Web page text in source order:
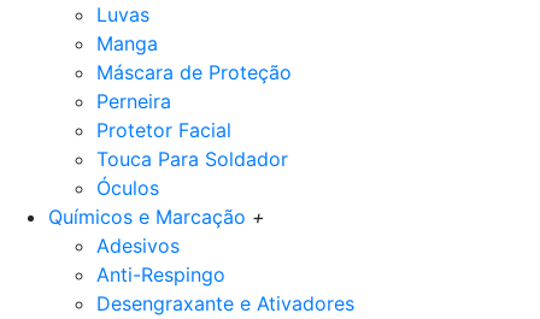
Luvas
Manga
Máscara de Proteção
Perneira
Protetor Facial
Touca Para Soldador
Óculos
Químicos e Marcação +
Adesivos
Anti-Respingo
Desengraxante e Ativadores